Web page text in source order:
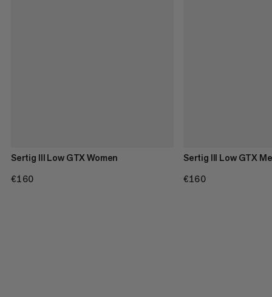
Sertig III Low GTX Women
€160
Sertig III Low GTX
€160